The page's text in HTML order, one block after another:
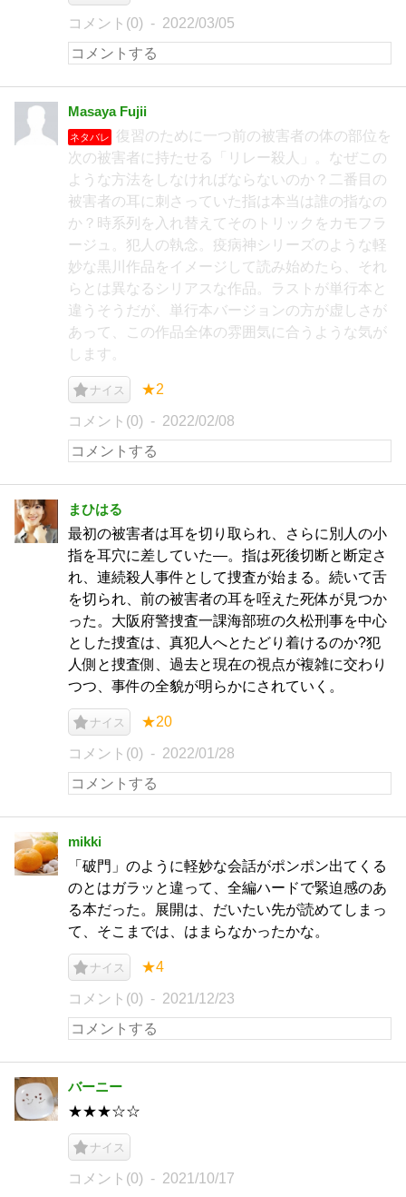
コメント(0) 2022/03/05
Masaya Fujii
ネタバレ
復習のために一つ前の被害者の体の部位を
次の被害者に持たせる「リレー殺人」。なぜこの
ような方法をしなければならないのか？二番目の
被害者の耳に刺さっていた指は本当は誰の指なの
か？時系列を入れ替えてそのトリックをカモフラ
ージュ。犯人の執念。疫病神シリーズのような軽
妙な黒川作品をイメージして読み始めたら、それ
らとは異なるシリアスな作品。ラストが単行本と
違うそうだが、単行本バージョンの方が虚しさが
あって、この作品全体の雰囲気に合うような気が
します。
ナイス ★2
コメント(0) 2022/02/08
まひはる
最初の被害者は耳を切り取られ、さらに別人の小
指を耳穴に差していた―。指は死後切断と断定さ
れ、連続殺人事件として捜査が始まる。続いて舌
を切られ、前の被害者の耳を咥えた死体が見つか
った。大阪府警捜査一課海部班の久松刑事を中心
とした捜査は、真犯人へとたどり着けるのか?犯
人側と捜査側、過去と現在の視点が複雑に交わり
つつ、事件の全貌が明らかにされていく。
ナイス ★20
コメント(0) 2022/01/28
mikki
「破門」のように軽妙な会話がポンポン出てくる
のとはガラッと違って、全編ハードで緊迫感のあ
る本だった。展開は、だいたい先が読めてしまっ
て、そこまでは、はまらなかったかな。
ナイス ★4
コメント(0) 2021/12/23
バーニー
★★★☆☆
ナイス
コメント(0) 2021/10/17